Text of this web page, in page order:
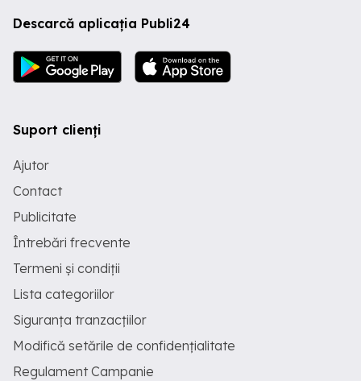
Descarcă aplicația Publi24
Suport clienți
Ajutor
Contact
Publicitate
Întrebări frecvente
Termeni și condiții
Lista categoriilor
Siguranța tranzacțiilor
Modifică setările de confidențialitate
Regulament Campanie